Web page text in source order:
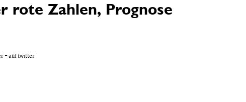
rote Zahlen, Prognose
- auf twitter